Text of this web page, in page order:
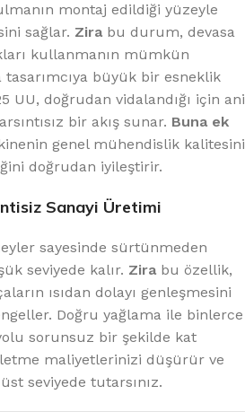
montaj edildiği yüzeyle
sağlar. Zira bu durum, devasa
kullanmanın mümkün
tasarımcıya büyük bir esneklik
UU, doğrudan vidalandığı için ani
bir akış sunar. Buna ek
genel mühendislik kalitesini
doğrudan iyileştirir.
Sanayi Üretimi
sayesinde sürtünmeden
seviyede kalır. Zira bu özellik,
ısıdan dolayı genleşmesini
Doğru yağlama ile binlerce
sorunsuz bir şekilde kat
maliyetlerinizi düşürür ve
seviyede tutarsınız.